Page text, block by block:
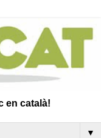
en català!
▼